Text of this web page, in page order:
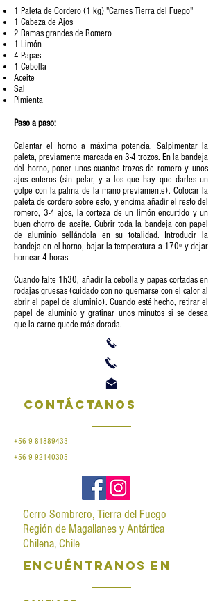
1 Paleta de Cordero (1 kg) "Carnes Tierra del Fuego"
1 Cabeza de Ajos
2 Ramas grandes de Romero
1 Limón
4 Papas
1 Cebolla
Aceite
Sal
Pimienta
Paso a paso:
Calentar el horno a máxima potencia. Salpimentar la
paleta, previamente marcada en 3-4 trozos. En la bandeja
del horno, poner unos cuantos trozos de romero y unos
ajos enteros (sin pelar, y a los que hay que darles un
golpe con la palma de la mano previamente). Colocar la
paleta de cordero sobre esto, y encima añadir el resto del
romero, 3-4 ajos, la corteza de un limón encurtido y un
buen chorro de aceite. Cubrir toda la bandeja con papel
de aluminio sellándola en su totalidad. Introducir la
bandeja en el horno, bajar la temperatura a 170º y dejar
hornear 4 horas.
Cuando falte 1h30, añadir la cebolla y papas cortadas en
rodajas gruesas (cuidado con no quemarse con el calor al
abrir el papel de aluminio). Cuando esté hecho, retirar el
papel de aluminio y gratinar unos minutos si se desea
que la carne quede más dorada.
Contáctanos
+56 9 81889433
+56 9 92140305
Cerro Sombrero, Tierra del Fuego
Región de Magallanes y Antártica
Chilena, Chile
encuéntranos en